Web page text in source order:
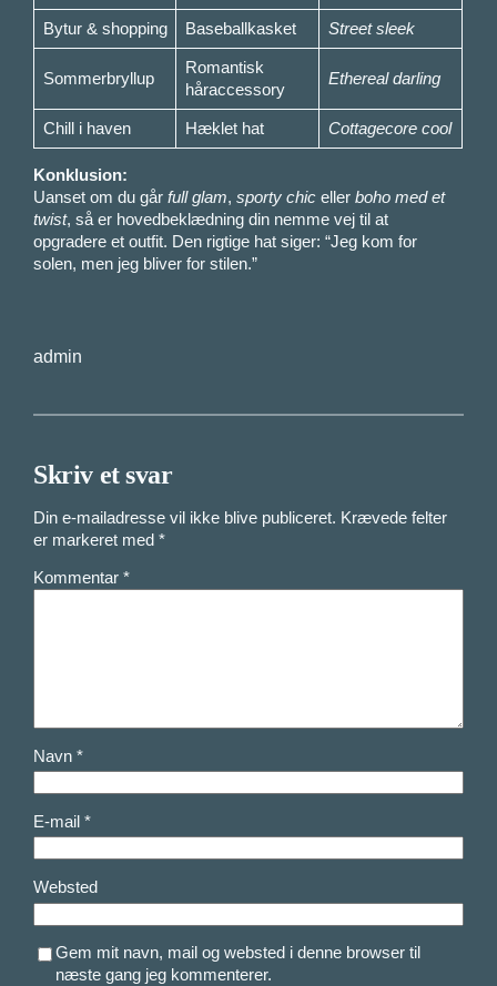
Bytur & shopping Baseballkasket Street sleek
Sommerbryllup
Romantisk
håraccessory
Ethereal darling
Chill i haven Hæklet hat Cottagecore cool
Konklusion:
Uanset om du gårfull glam,sporty chic ellerboho med et
twist, så er hovedbeklædning din nemme vej til at
opgradere et outfit. Den rigtige hat siger: “Jeg kom for
solen, men jeg bliver for stilen.”
admin
Skriv et svar
Din e-mailadresse vil ikke blive publiceret. Krævede felter
er markeret med*
Kommentar*
Navn*
E-mail*
Websted
Gem mit navn, mail og websted i denne browser til
næste gang jeg kommenterer.